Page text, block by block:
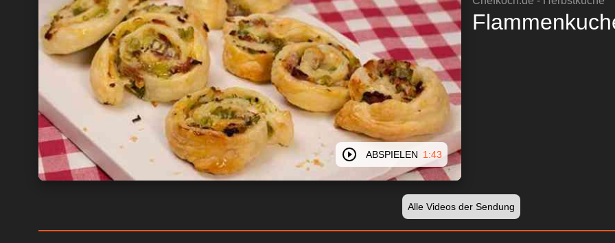
ABSPIELEN 1:43
Alle Videos der Sendung